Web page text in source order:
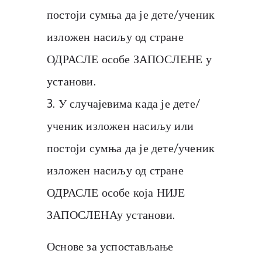
постоји сумња да је дете/ученик
изложен насиљу од стране
ОДРАСЛЕ особе ЗАПОСЛЕНЕ у
установи.
У случајевима када је дете/
ученик изложен насиљу или
постоји сумња да је дете/ученик
изложен насиљу од стране
ОДРАСЛЕ особе која НИЈЕ
ЗАПОСЛЕНАу установи.
Основе за успостављање